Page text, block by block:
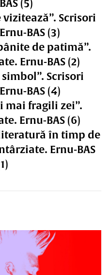
(5)
Scrisori
BAS (3)
de patimă”.
Ernu-BAS (2)
Scrisori
BAS (4)
mai fragili zei”.
Ernu-BAS (6)
în timp de
Ernu-BAS